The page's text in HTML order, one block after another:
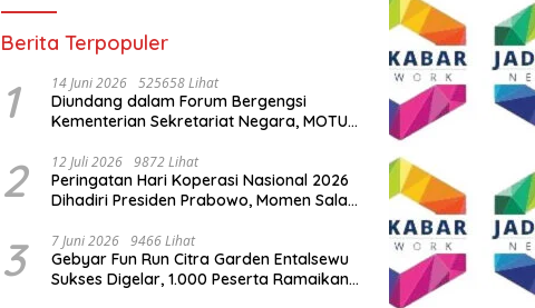
Berita Terpopuler
1 14 Juni 2026 525658 Lihat
Diundang dalam Forum Bergengsi
Kementerian Sekretariat Negara, MOTU
Indonesia
2 12 Juli 2026 9872 Lihat
Peringatan Hari Koperasi Nasional 2026
Dihadiri Presiden Prabowo, Momen Salam
3 7 Juni 2026 9466 Lihat
Gebyar Fun Run Citra Garden Entalsewu
Sukses Digelar, 1.000 Peserta Ramaikan